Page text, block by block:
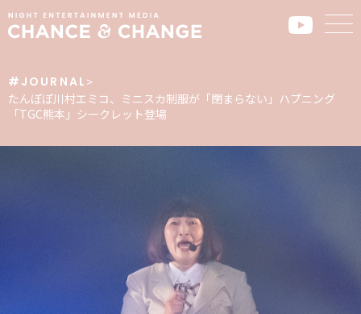
#JOURNAL >
たんぽぽ川村エミコ、ミニスカ制服が「閉まらない」ハプニング
「TGC熊本」シークレット登場